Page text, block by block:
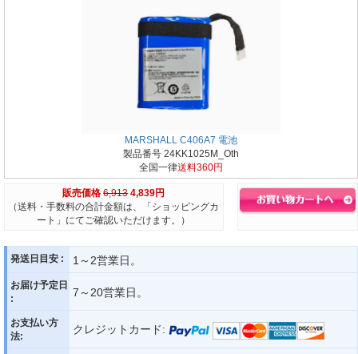
MARSHALL C406A7 電池
製品番号 24KK1025M_Oth
全国一律送料360円
販売価格 6,913 4,839円
（送料・手数料の合計金額は、「ショッピングカ
ート」にてご確認いただけます。）
発送日目安 : 1～2営業日。
お届け予定日
:
7～20営業日。
お支払い方
法:
クレジットカード: